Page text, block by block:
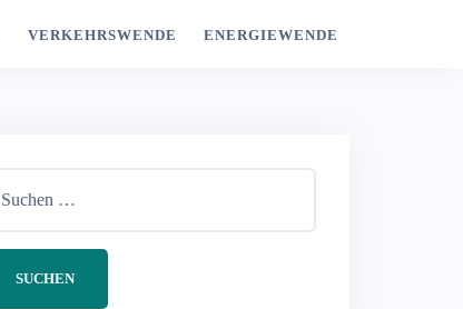
VERKEHRSWENDE ENERGIEWENDE